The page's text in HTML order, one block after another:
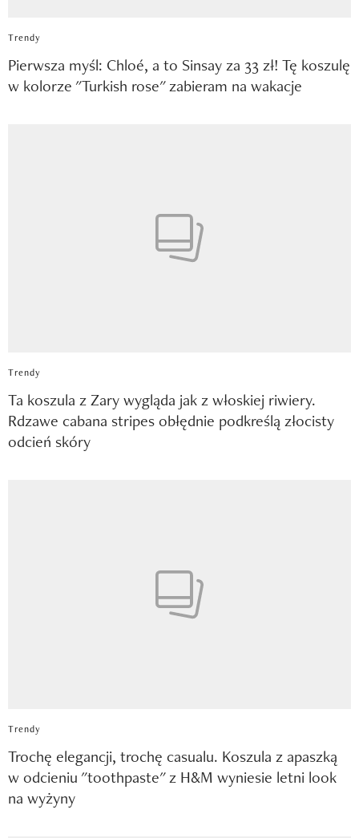
Trendy
Pierwsza myśl: Chloé, a to Sinsay za 33 zł! Tę koszulę
w kolorze "Turkish rose" zabieram na wakacje
Trendy
Ta koszula z Zary wygląda jak z włoskiej riwiery.
Rdzawe cabana stripes obłędnie podkreślą złocisty
odcień skóry
Trendy
Trochę elegancji, trochę casualu. Koszula z apaszką
w odcieniu "toothpaste" z H&M wyniesie letni look
na wyżyny